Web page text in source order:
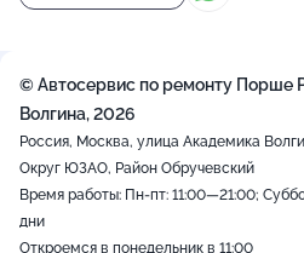
© Автосервис по ремонту Порше
Волгина, 2026
Россия, Москва, улица Академика
Округ ЮЗАО, Район Обручевский
Время работы: Пн-пт: 11:00—21:00;
дни
Откроемся в понедельник в 11:00